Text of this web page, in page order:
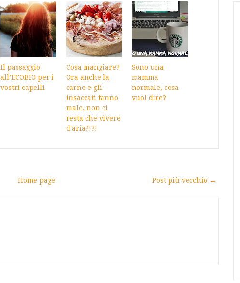
Il passaggio
all’ECOBIO per i
vostri capelli
Cosa mangiare?
Ora anche la
carne e gli
insaccati fanno
male, non ci
resta che vivere
d'aria?!?!
Sono una
mamma
normale, cosa
vuol dire?
Post più vecchio →
Home page